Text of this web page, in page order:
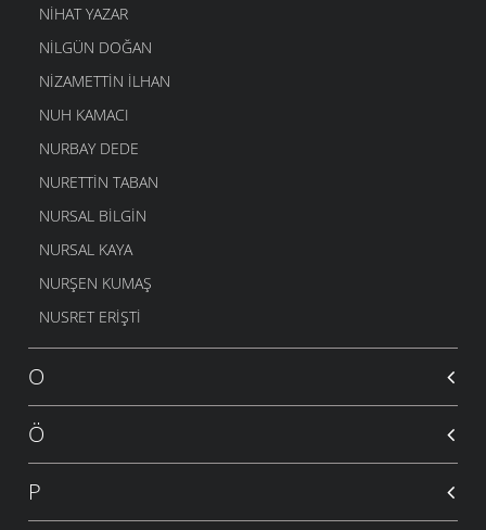
NIHAT YAZAR
NILGÜN DOĞAN
NIZAMETTIN İLHAN
NUH KAMACI
NURBAY DEDE
NURETTIN TABAN
NURSAL BILGIN
NURSAL KAYA
NURŞEN KUMAŞ
NUSRET ERIŞTI
O
Ö
P